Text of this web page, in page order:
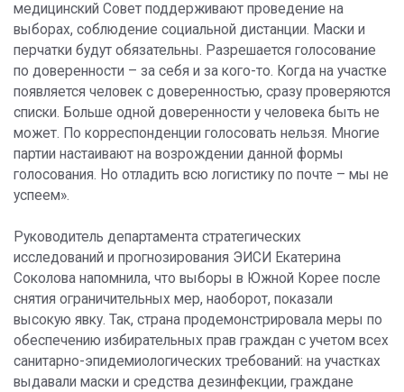
медицинский Совет поддерживают проведение на
выборах, соблюдение социальной дистанции. Маски и
перчатки будут обязательны. Разрешается голосование
по доверенности – за себя и за кого-то. Когда на участке
появляется человек с доверенностью, сразу проверяются
списки. Больше одной доверенности у человека быть не
может. По корреспонденции голосовать нельзя. Многие
партии настаивают на возрождении данной формы
голосования. Но отладить всю логистику по почте – мы не
успеем».
Руководитель департамента стратегических
исследований и прогнозирования ЭИСИ Екатерина
Соколова напомнила, что выборы в Южной Корее после
снятия ограничительных мер, наоборот, показали
высокую явку. Так, страна продемонстрировала меры по
обеспечению избирательных прав граждан с учетом всех
санитарно-эпидемиологических требований: на участках
выдавали маски и средства дезинфекции, граждане